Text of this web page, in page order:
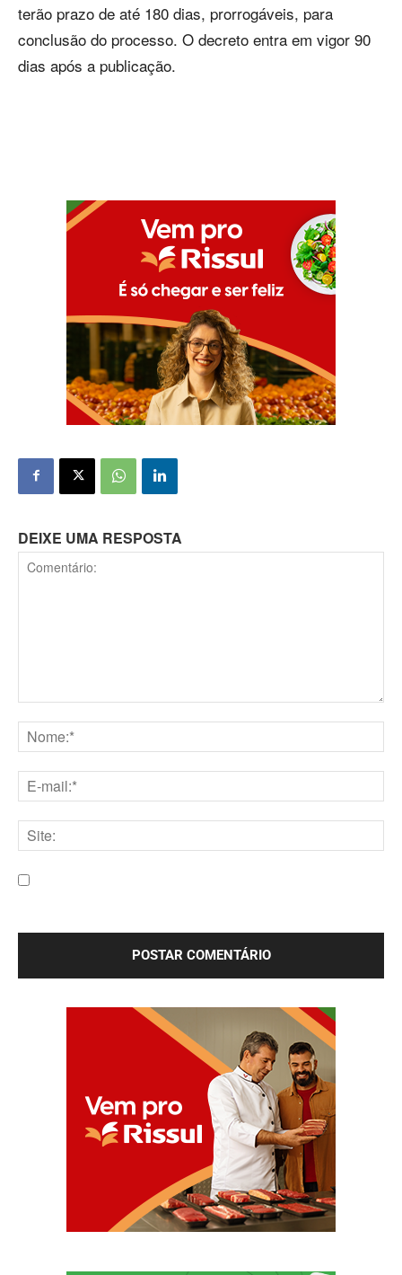
terão prazo de até 180 dias, prorrogáveis, para
conclusão do processo. O decreto entra em vigor 90
dias após a publicação.
DEIXE UMA RESPOSTA
mail:*